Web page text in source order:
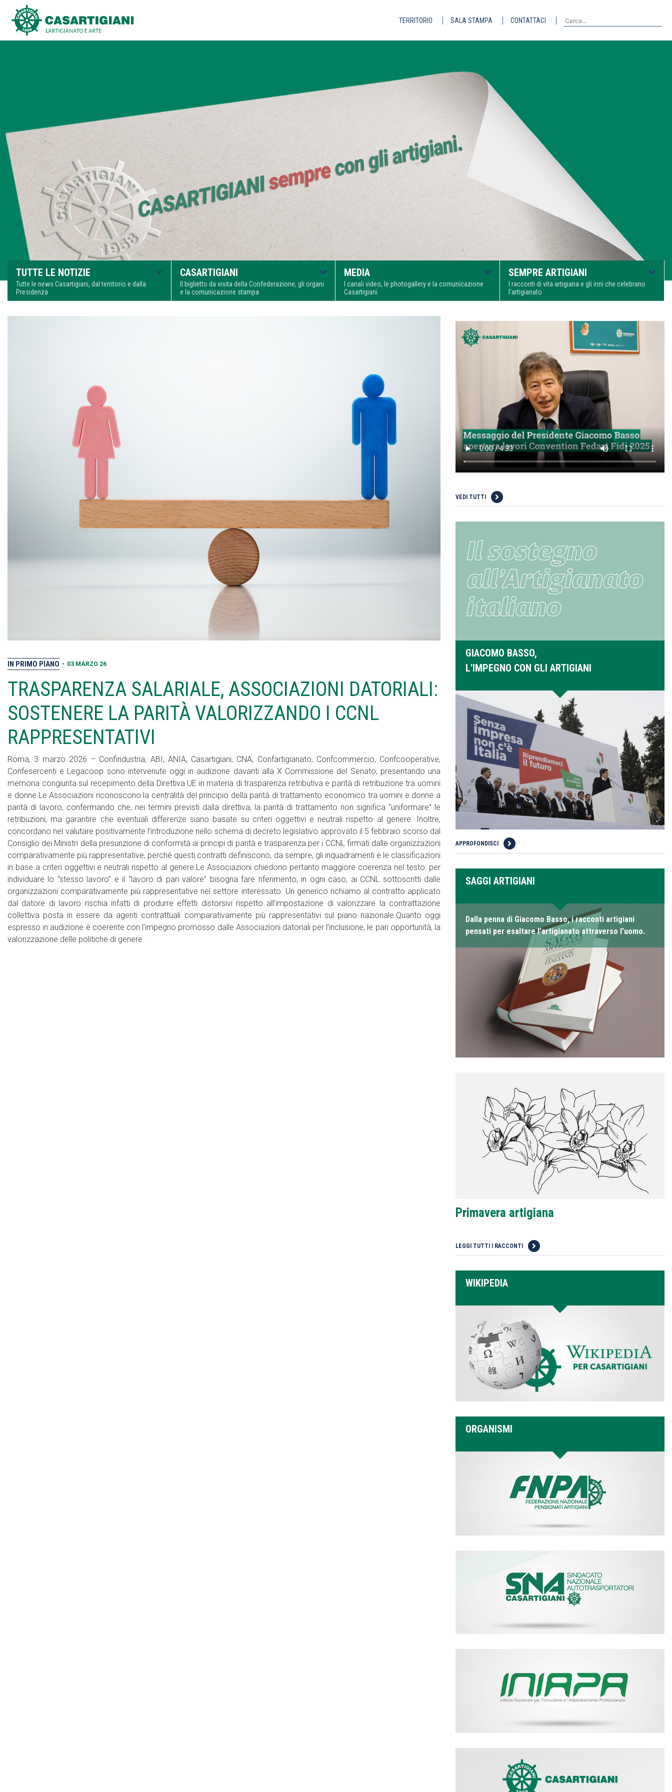
TERRITORIO SALA STAMPA CONTATTACI
TUTTE LE NOTIZIE
Tutte le news Casartigiani, dal territorio e dalla
Presidenza
CASARTIGIANI
Il biglietto da visita della Confederazione, gli organi
e la comunicazione stampa
MEDIA
I canali video, le photogallery e la comunicazione
Casartigiani
SEMPRE ARTIGIANI
I racconti di vita artigiana e gli inni che celebrano
l’artigianato
IN PRIMO PIANO • 03 MARZO 26
TRASPARENZA SALARIALE, ASSOCIAZIONI DATORIALI:
SOSTENERE LA PARITÀ VALORIZZANDO I CCNL
RAPPRESENTATIVI
Roma, 3 marzo 2026 – Confindustria, ABI, ANIA, Casartigiani, CNA, Confartigianato, Confcommercio, Confcooperative,
Confesercenti e Legacoop sono intervenute oggi in audizione davanti alla X Commissione del Senato, presentando una
memoria congiunta sul recepimento della Direttiva UE in materia di trasparenza retributiva e parità di retribuzione tra uomini
e donne.Le Associazioni riconoscono la centralità del principio della parità di trattamento economico tra uomini e donne a
parità di lavoro, confermando che, nei termini previsti dalla direttiva, la parità di trattamento non significa “uniformare” le
retribuzioni, ma garantire che eventuali differenze siano basate su criteri oggettivi e neutrali rispetto al genere. Inoltre,
concordano nel valutare positivamente l’introduzione nello schema di decreto legislativo approvato il 5 febbraio scorso dal
Consiglio dei Ministri della presunzione di conformità ai principi di parità e trasparenza per i CCNL firmati dalle organizzazioni
comparativamente più rappresentative, perché questi contratti definiscono, da sempre, gli inquadramenti e le classificazioni
in base a criteri oggettivi e neutrali rispetto al genere.Le Associazioni chiedono pertanto maggiore coerenza nel testo: per
individuare lo “stesso lavoro” e il “lavoro di pari valore” bisogna fare riferimento, in ogni caso, ai CCNL sottoscritti dalle
organizzazioni comparativamente più rappresentative nel settore interessato. Un generico richiamo al contratto applicato
dal datore di lavoro rischia infatti di produrre effetti distorsivi rispetto all’impostazione di valorizzare la contrattazione
collettiva posta in essere da agenti contrattuali comparativamente più rappresentativi sul piano nazionale.Quanto oggi
espresso in audizione è coerente con l’impegno promosso dalle Associazioni datoriali per l’inclusione, le pari opportunità, la
valorizzazione delle politiche di genere.
VEDI TUTTI
GIACOMO BASSO,
L'IMPEGNO CON GLI ARTIGIANI
APPROFONDISCI
SAGGI ARTIGIANI
Dalla penna di Giacomo Basso, i racconti artigiani
pensati per esaltare l’artigianato attraverso l’uomo.
Primavera artigiana
LEGGI TUTTI I RACCONTI
WIKIPEDIA
ORGANISMI